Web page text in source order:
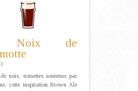
Noix de
noix, noisettes soutenus par
cette inspiration Brown Ale